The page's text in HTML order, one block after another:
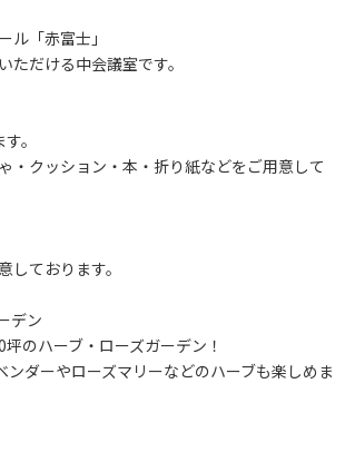
「赤富士」
ただける中会議室です。
。
・クッション・本・折り紙などをご用意して
しております。
デン
のハーブ・ローズガーデン！
ンダーやローズマリーなどのハーブも楽しめま